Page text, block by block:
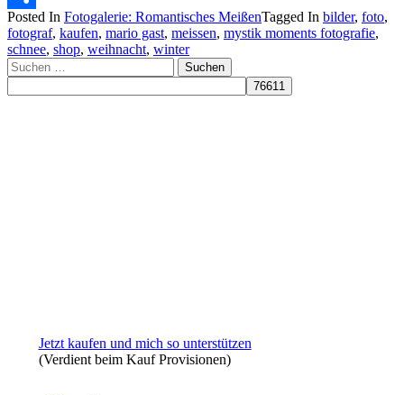
Teilen
Posted In Fotogalerie: Romantisches MeißenTagged In bilder, foto,
fotograf, kaufen, mario gast, meissen, mystik moments fotografie,
schnee, shop, weihnacht, winter
Suchen
nach:
Jetzt kaufen und mich so unterstützen
(Verdient beim Kauf Provisionen)